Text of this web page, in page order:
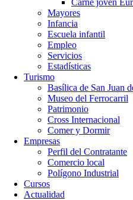
Carné joven
Mayores
Infancia
Escuela infantil
Empleo
Servicios
Estadísticas
Turismo
Basílica de San Juan
Museo del Ferrocarril
Patrimonio
Cross Internacional
Comer y Dormir
Empresas
Perfil del Contratante
Comercio local
Polígono Industrial
Cursos
Actualidad